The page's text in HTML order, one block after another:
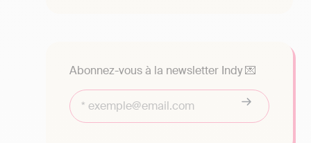
Abonnez-vous à la newsletter Indy 💌